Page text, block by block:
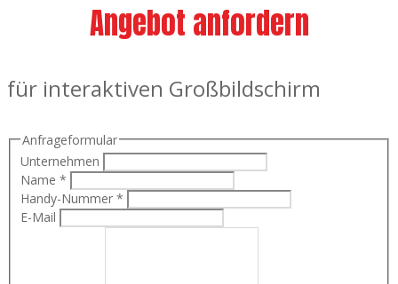
Angebot anfordern
für interaktiven Großbildschirm
Anfrageformular
Unternehmen
Name *
Handy-Nummer *
E-Mail